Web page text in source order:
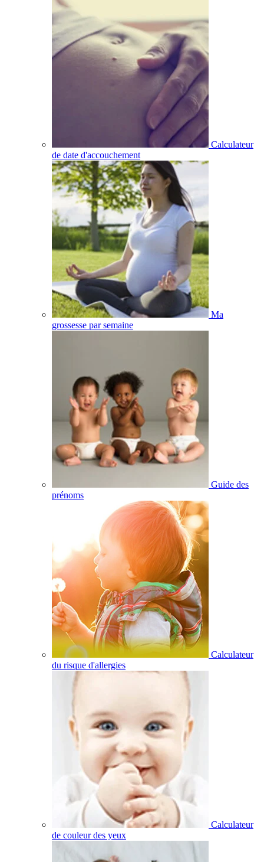
Calculateur
de date d'accouchement
Ma
grossesse par semaine
Guide des
prénoms
Calculateur
du risque d'allergies
Calculateur
de couleur des yeux